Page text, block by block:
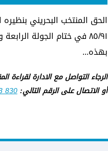
٨٥/٩١ في ختام الجولة
بهذه...
الرجاء التواصل مع الادارة لقراءة
أو الاتصال على الرقم التالي:830